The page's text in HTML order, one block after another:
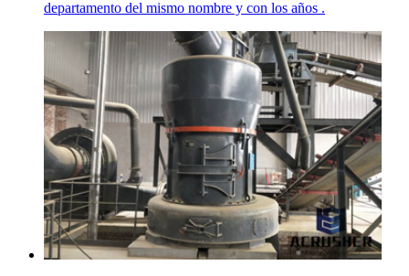
departamento del mismo nombre y con los años .